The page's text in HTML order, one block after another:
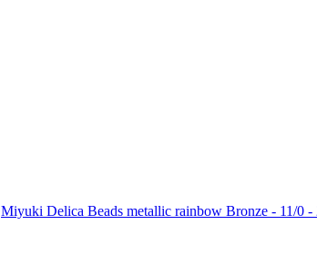
Miyuki Delica Beads metallic rainbow Bronze - 11/0 -